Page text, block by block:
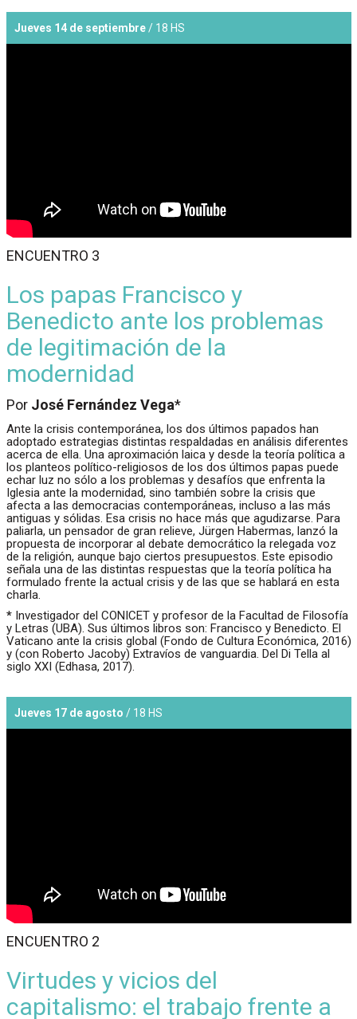
Jueves 14 de septiembre/ 18 HS
ENCUENTRO 3
Los papas Francisco y
Benedicto ante los problemas
de legitimación de la
modernidad
Por José Fernández Vega*
Ante la crisis contemporánea, los dos últimos papados han
adoptado estrategias distintas respaldadas en análisis diferentes
acerca de ella. Una aproximación laica y desde la teoría política a
los planteos político-religiosos de los dos últimos papas puede
echar luz no sólo a los problemas y desafíos que enfrenta la
Iglesia ante la modernidad, sino también sobre la crisis que
afecta a las democracias contemporáneas, incluso a las más
antiguas y sólidas. Esa crisis no hace más que agudizarse. Para
paliarla, un pensador de gran relieve, Jürgen Habermas, lanzó la
propuesta de incorporar al debate democrático la relegada voz
de la religión, aunque bajo ciertos presupuestos. Este episodio
señala una de las distintas respuestas que la teoría política ha
formulado frente la actual crisis y de las que se hablará en esta
charla.
* Investigador del CONICET y profesor de la Facultad de Filosofía
y Letras (UBA). Sus últimos libros son: Francisco y Benedicto. El
Vaticano ante la crisis global (Fondo de Cultura Económica, 2016)
y (con Roberto Jacoby) Extravíos de vanguardia. Del Di Tella al
siglo XXI (Edhasa, 2017).
Jueves 17 de agosto / 18 HS
ENCUENTRO 2
Virtudes y vicios del
capitalismo: el trabajo frente a